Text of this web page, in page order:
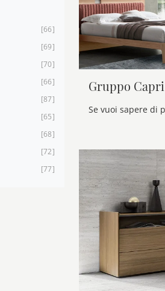
66
69
70
66
87
65
68
72
77
Gruppo Capri